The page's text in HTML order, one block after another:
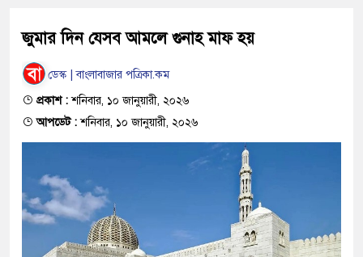
জুমার দিন যেসব আমলে গুনাহ মাফ হয়
ডেস্ক | বাংলাবাজার পত্রিকা.কম
প্রকাশ :শনিবার, ১০ জানুয়ারী, ২০২৬
আপডেট :শনিবার, ১০ জানুয়ারী, ২০২৬